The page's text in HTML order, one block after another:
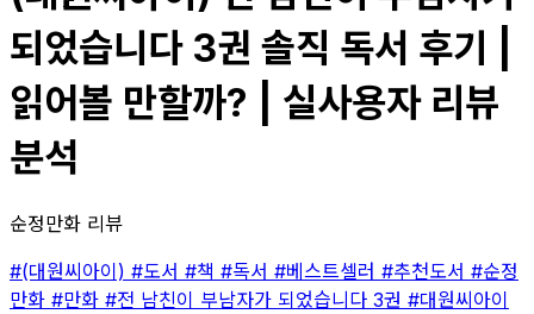
되었습니다 3권 솔직 독서 후기 |
읽어볼 만할까? | 실사용자 리뷰
분석
순정만화 리뷰
#(대원씨아이) #도서 #책 #독서 #베스트셀러 #추천도서 #순정
만화 #만화 #전 남친이 부남자가 되었습니다 3권 #대원씨아이